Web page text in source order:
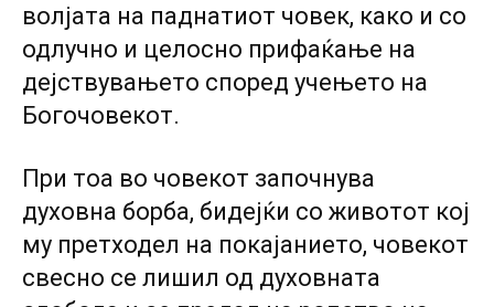
волјата на паднатиот човек, како и co
одлучно и целосно прифаќање на
дејствувањето според учењето на
Богочовекот.
При тоа во човекот започнува
духовна борба, бидејќи co животот кој
му претходел на покајанието, човекот
свесно се лишил од духовната